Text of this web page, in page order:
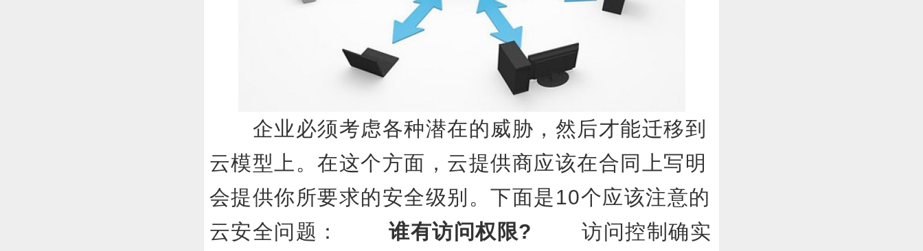
企业必须考虑各种潜在的威胁，然后才能迁移到
云模型上。在这个方面，云提供商应该在合同上写明
会提供你所要求的安全级别。下面是10个应该注意的
云安全问题： 谁有访问权限? 访问控制确实